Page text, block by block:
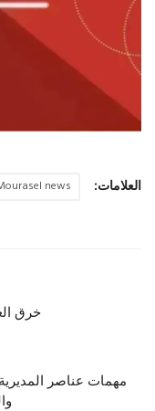
حياة
العلامات: news
خرق
مهمات عناصر